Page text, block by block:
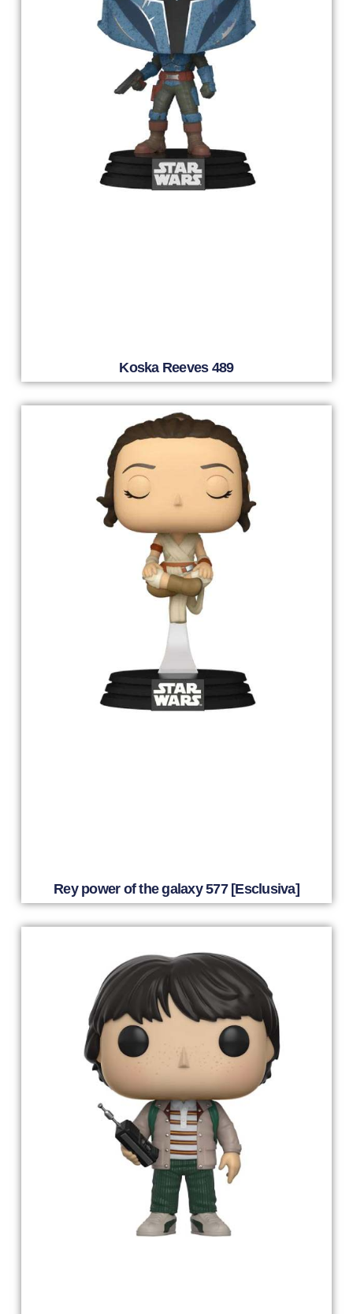
Koska Reeves 489
Rey power of the galaxy 577 [Esclusiva]